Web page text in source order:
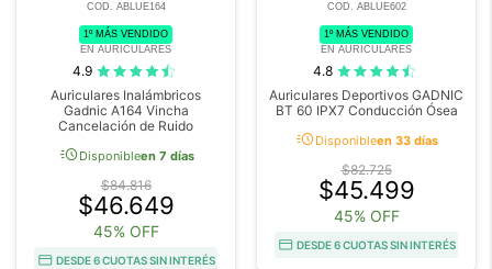
COD. ABLUE164
1º MÁS VENDIDO
EN AURICULARES
4.9
Auriculares Inalámbricos
Gadnic A164 Vincha
Cancelación de Ruido
acuteDisponibleen 7 días
$84.816
$46.649
45% OFF
DESDE 6 CUOTAS SIN INTERÉS
COD. ABLUE602
1º MÁS VENDIDO
EN AURICULARES
4.8
Auriculares Deportivos GADNIC
BT 60 IPX7 Conducción Ósea
acuteDisponibleen 33 días
$82.725
$45.499
45% OFF
DESDE 6 CUOTAS SIN INTERÉS